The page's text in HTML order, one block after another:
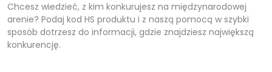
Chcesz wiedzieć, z kim konkurujesz na międzynarodowej
arenie? Podaj kod HS produktu i z naszą pomocą w szybki
sposób dotrzesz do informacji, gdzie znajdziesz największą
konkurencję.